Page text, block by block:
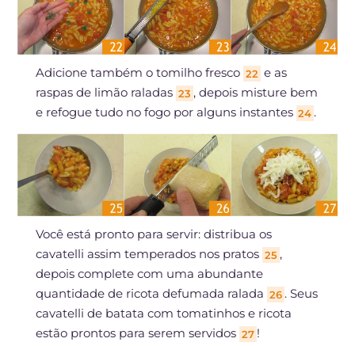
Adicione também o tomilho fresco 22 e as
raspas de limão raladas 23 , depois misture bem
e refogue tudo no fogo por alguns instantes 24 .
Você está pronto para servir: distribua os
cavatelli assim temperados nos pratos 25 ,
depois complete com uma abundante
quantidade de ricota defumada ralada 26 . Seus
cavatelli de batata com tomatinhos e ricota
estão prontos para serem servidos 27 !